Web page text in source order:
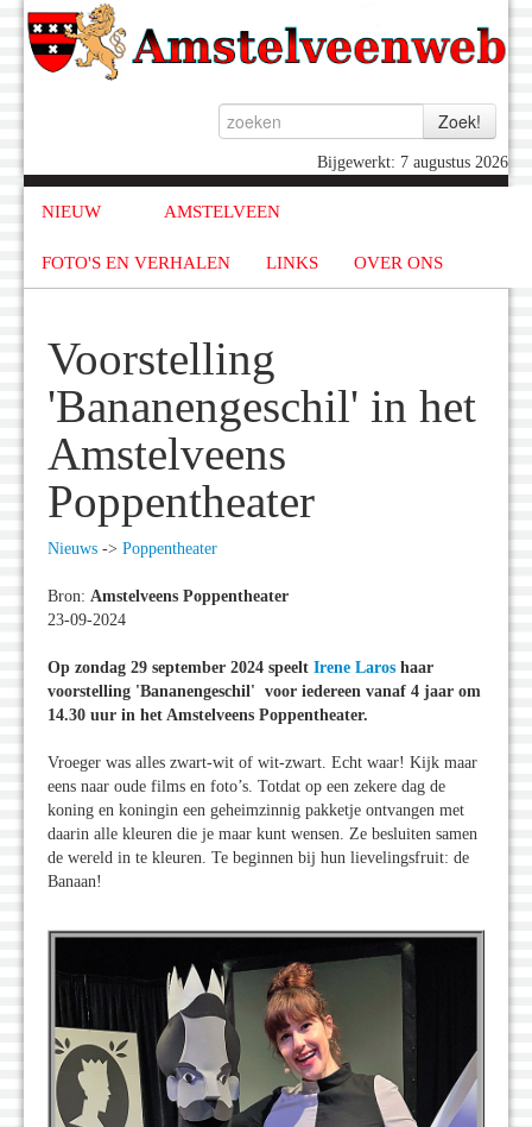
Bijgewerkt: 7 augustus 2026
NIEUW AMSTELVEEN
FOTO'S EN VERHALEN LINKS OVER ONS
Voorstelling
'Bananengeschil' in het
Amstelveens
Poppentheater
Nieuws -> Poppentheater
Bron: Amstelveens Poppentheater
23-09-2024
Op zondag 29 september 2024 speelt Irene Laros haar
voorstelling 'Bananengeschil' voor iedereen vanaf 4 jaar om
14.30 uur in het Amstelveens Poppentheater.
Vroeger was alles zwart-wit of wit-zwart. Echt waar! Kijk maar
eens naar oude films en foto’s. Totdat op een zekere dag de
koning en koningin een geheimzinnig pakketje ontvangen met
daarin alle kleuren die je maar kunt wensen. Ze besluiten samen
de wereld in te kleuren. Te beginnen bij hun lievelingsfruit: de
Banaan!